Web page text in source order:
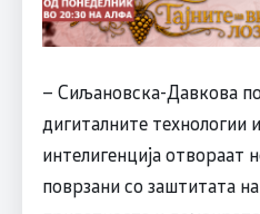
– Сиљановска-Давкова
дигиталните технологии
интелигенција отвораат
поврзани со заштитата